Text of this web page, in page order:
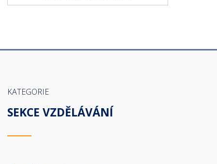
KATEGORIE
SEKCE VZDĚLÁVÁNÍ